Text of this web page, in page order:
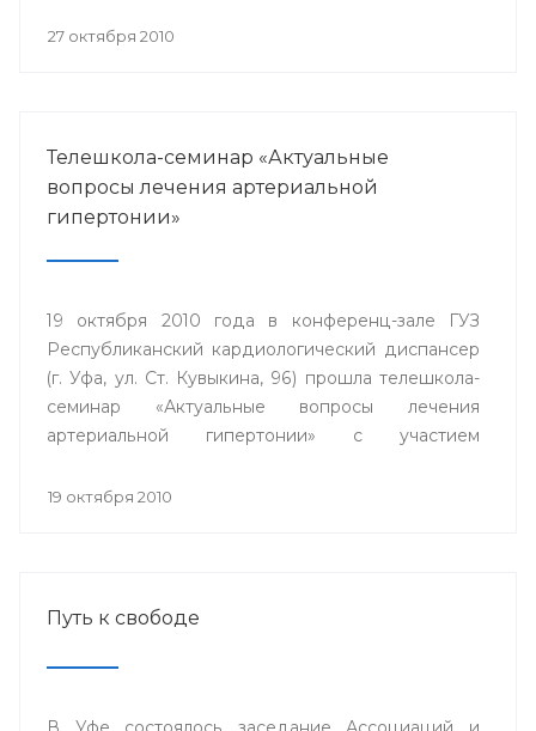
27 октября 2010
Телешкола-семинар «Актуальные
вопросы лечения артериальной
гипертонии»
19 октября 2010 года в конференц-зале ГУЗ
Республиканский кардиологический диспансер
(г. Уфа, ул. Ст. Кувыкина, 96) прошла телешкола-
семинар «Актуальные вопросы лечения
артериальной гипертонии» с участием
Стерлитамак, Дюртюли.
19 октября 2010
Путь к свободе